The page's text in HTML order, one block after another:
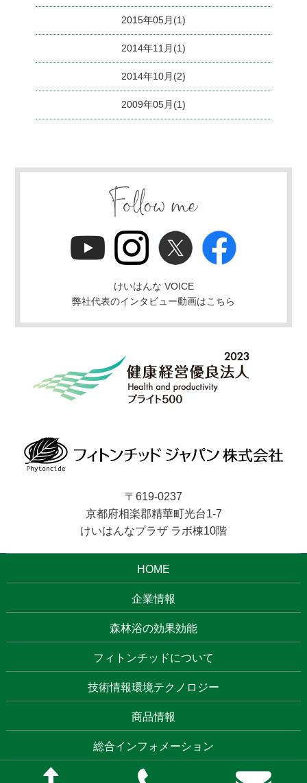
2015年05月(1)
2014年11月(1)
2014年10月(2)
2009年05月(1)
けいはんな VOICE
弊社代表のインタビュー動画はこちら
〒619-0237
京都府相楽郡精華町光台1-7
けいはんなプラザ ラボ棟10階
HOME
企業情報
森林浴の効果効能
フィトンチッドについて
技術情報環境テクノロジー
商品情報
総合インフォメーション